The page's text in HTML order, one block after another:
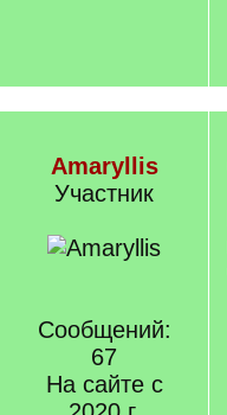
Amaryllis
Участник
Сообщений:
67
На сайте с